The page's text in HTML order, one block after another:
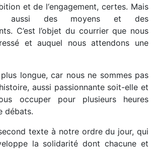
et de l‘engagement, certes. Mais
aussi des moyens et des
C’est l’objet du courrier que nous
et auquel nous attendons une
longue, car nous ne sommes pas
aussi passionnante soit-elle et
occuper pour plusieurs heures
débats.
texte à notre ordre du jour, qui
la solidarité dont chacune et